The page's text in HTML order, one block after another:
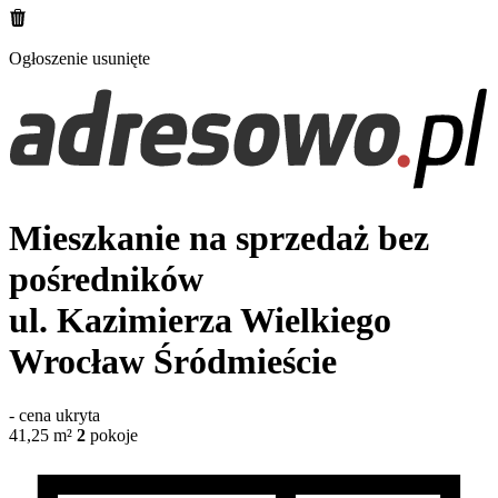
Ogłoszenie usunięte
Mieszkanie na sprzedaż bez
pośredników
ul. Kazimierza Wielkiego
Wrocław Śródmieście
- cena ukryta
41,25 m² 2 pokoje